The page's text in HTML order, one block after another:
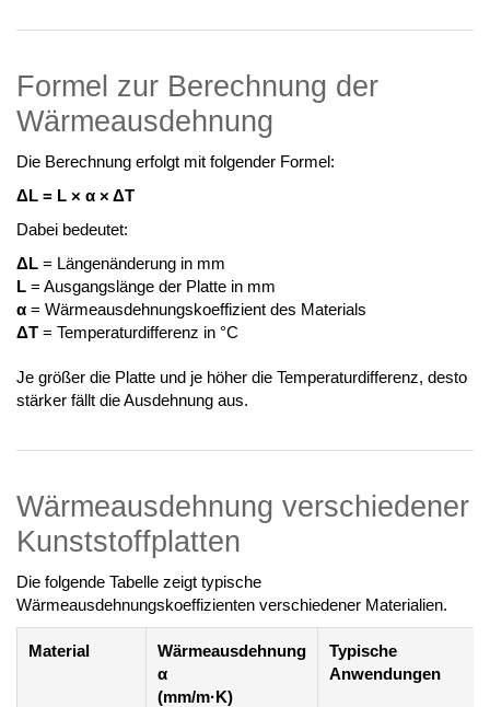
Formel zur Berechnung der
Wärmeausdehnung
Die Berechnung erfolgt mit folgender Formel:
ΔL = L × α × ΔT
Dabei bedeutet:
ΔL = Längenänderung in mm
L = Ausgangslänge der Platte in mm
α = Wärmeausdehnungskoeffizient des Materials
ΔT = Temperaturdifferenz in °C
Je größer die Platte und je höher die Temperaturdifferenz, desto
stärker fällt die Ausdehnung aus.
Wärmeausdehnung verschiedener
Kunststoffplatten
Die folgende Tabelle zeigt typische
Wärmeausdehnungskoeffizienten verschiedener Materialien.
Material
Wärmeausdehnung
α
(mm/m·K)
Typische
Anwendungen